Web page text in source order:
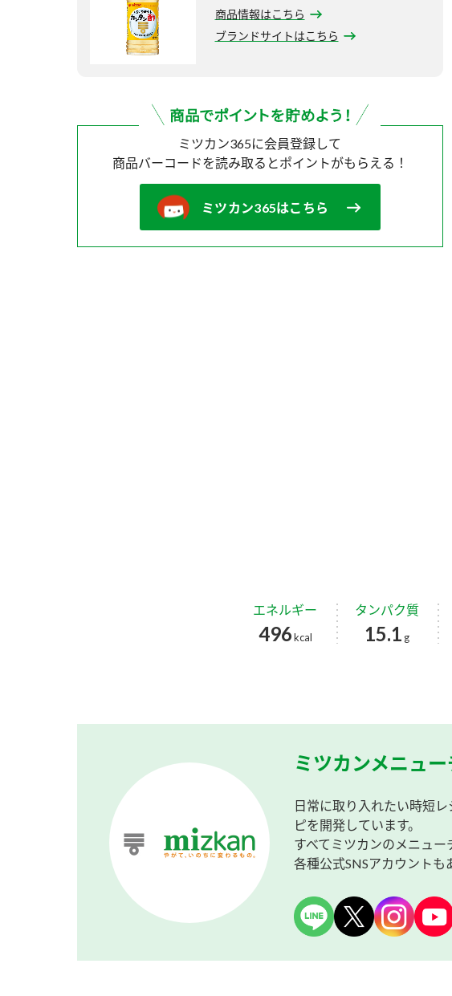
商品情報はこちら
ブランドサイトはこちら
ミツカン365に会員登録して
商品バーコードを読み取ると ポイントがもらえる！
ミツカン365はこちら
エネルギー
496kcal
タンパク質
15.1 g
ミツカンメニュ
日常に取り入れたい時短
ピを開発しています。
すべてミツカンのメニュー
各種公式SNSアカウントも